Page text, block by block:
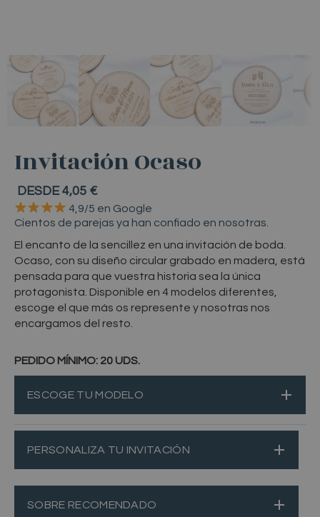
Invitación Ocaso
DESDE 4,05 €
4,9/5 en Google
Cientos de parejas ya han confiado en nosotras.
Invitación de boda Ocaso minimalista
El encanto de la sencillez en una invitación de boda.
Ocaso, con su diseño circular grabado en madera, está
pensada para que vuestra historia sea la única
protagonista. Disponible en 4 modelos diferentes,
escoge el que más os represente y nosotras nos
encargamos del resto.
PEDIDO MÍNIMO: 20 UDS.
PERSONALIZA TU INVITACIÓN
SOBRE RECOMENDADO
OCASO
CANTIDAD